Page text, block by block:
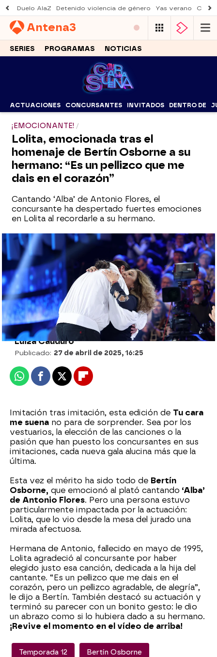
Duelo AlaZ Detenido violencia de género Yas verano
Antena3
SERIES PROGRAMAS NOTICIAS
ACTUACIONES CONCURSANTES INVITADOS DENTRO DE
¡EMOCIONANTE!
Lolita, emocionada tras el
homenaje de Bertín Osborne a su
hermano: “Es un pellizco que me
dais en el corazón”
Cantando ‘Alba’ de Antonio Flores, el
concursante ha despertado fuertes emociones
en Lolita al recordarle a su hermano.
Momento inolvidable: Bertín Osborne
canta ‘Alba’ como Antonio Flores ante
los ojos de Lolita
Luiza Cauduro
Publicado: 27 de abril de 2025, 16:25
WhatsappFacebook
X Flipboard
Imitación tras imitación, esta edición de Tu cara
me suena no para de sorprender. Sea por los
vestuarios, la elección de las canciones o la
pasión que han puesto los concursantes en sus
imitaciones, cada nueva gala alucina más que la
última.
Esta vez el mérito ha sido todo de Bertín
Osborne, que emocionó al plató cantando ‘Alba’
de Antonio Flores. Pero una persona estuvo
particularmente impactada por la actuación:
Lolita, que lo vio desde la mesa del jurado una
mirada afectuosa.
Hermana de Antonio, fallecido en mayo de 1995,
Lolita agradeció al concursante por haber
elegido justo esa canción, dedicada a la hija del
cantante. “Es un pellizco que me dais en el
corazón, pero un pellizco agradable, de alegría”,
le dijo a Bertín. También destacó su actuación y
terminó su parecer con un bonito gesto: le dio
un abrazo como si lo hubiera dado a su hermano.
¡Revive el momento en el vídeo de arriba!
Temporada 12 Bertín Osborne